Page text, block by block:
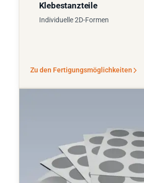
Klebestanzteile
Individuelle 2D-Formen
Zu den Fertigungsmöglichkeiten